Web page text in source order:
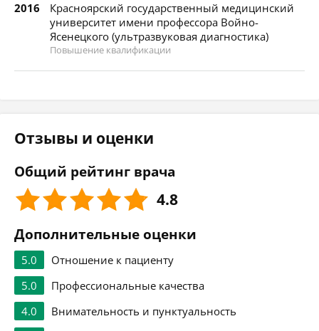
2016
Красноярский государственный медицинский
университет имени профессора Войно-
Ясенецкого (ультразвуковая диагностика)
Повышение квалификации
Отзывы и оценки
Общий рейтинг врача
4.8
Дополнительные оценки
5.0
Отношение к пациенту
5.0
Профессиональные качества
4.0
Внимательность и пунктуальность